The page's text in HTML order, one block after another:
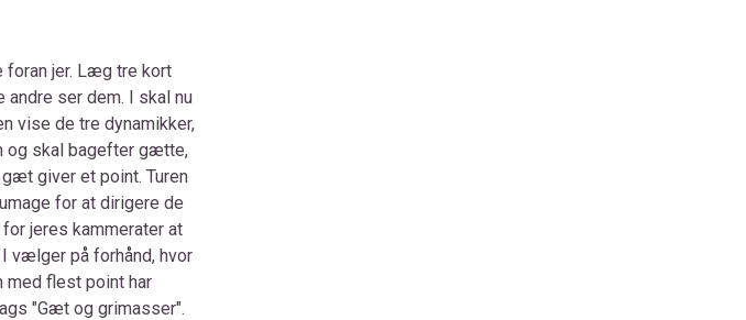
foran jer. Læg tre kort
andre ser dem. I skal nu
vise de tre dynamikker,
og skal bagefter gætte,
giver et point. Turen
for at dirigere de
jeres kammerater at
vælger på forhånd, hvor
med flest point har
"Gæt og grimasser".